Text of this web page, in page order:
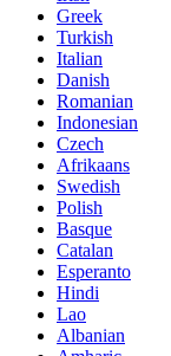
Greek
Turkish
Italian
Danish
Romanian
Indonesian
Czech
Afrikaans
Swedish
Polish
Basque
Catalan
Esperanto
Hindi
Lao
Albanian